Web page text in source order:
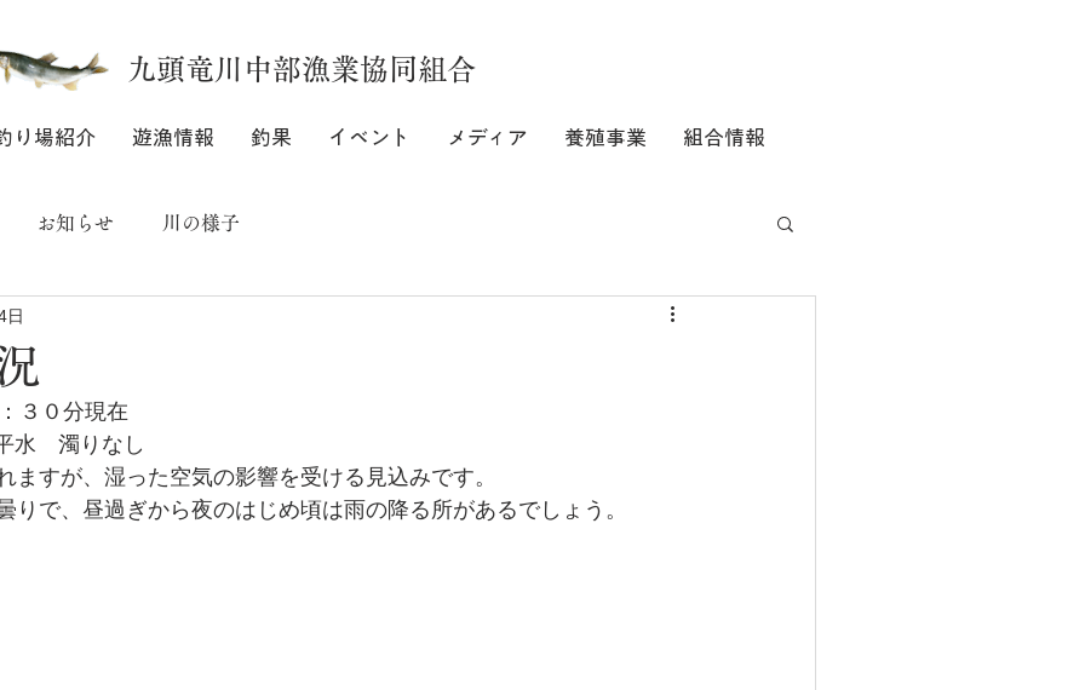
九頭竜川中部漁業協同組合
り場紹介 遊漁情報 釣果 イベント メディア 養殖事業 組合情報
お知らせ 川の様子
日
３０分現在
水　濁りなし
ますが、湿った空気の影響を受ける見込みです。
りで、昼過ぎから夜のはじめ頃は雨の降る所があるでしょう。